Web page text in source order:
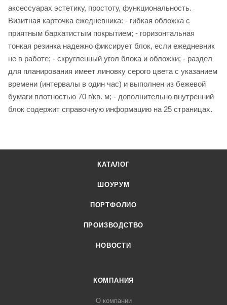
аксессуарах эстетику, простоту, функциональность.
Визитная карточка ежедневника: - гибкая обложка с
приятным бархатистым покрытием; - горизонтальная
тонкая резинка надежно фиксирует блок, если ежедневник
не в работе; - скругленный угол блока и обложки; - раздел
для планирования имеет линовку серого цвета с указанием
времени (интервалы в один час) и выполнен из бежевой
бумаги плотностью 70 г/кв. м; - дополнительно внутренний
блок содержит справочную информацию на 25 страницах.
КАТАЛОГ
ШОУРУМ
ПОРТФОЛИО
ПРОИЗВОДСТВО
НОВОСТИ
КОМПАНИЯ
О компании